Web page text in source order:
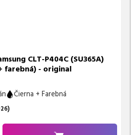
CLT-P404C (SU365A)
farebná) - original
Čierna + Farebná
)